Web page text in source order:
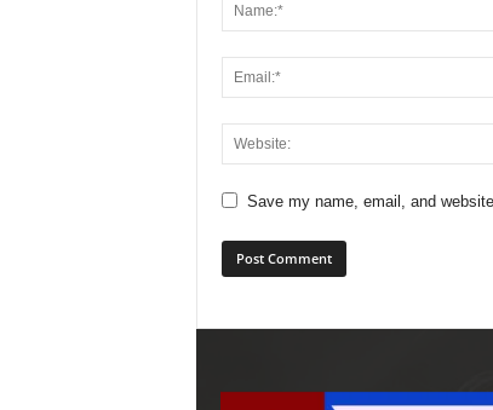
Save my name, email, and